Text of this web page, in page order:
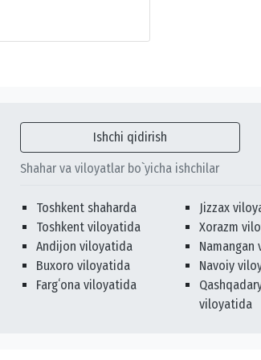
Ishchi qidirish
Shahar va viloyatlar bo`yicha ishchilar
Toshkent shaharda
Toshkent viloyatida
Andijon viloyatida
Buxoro viloyatida
Fargʻona viloyatida
Jizzax
Xorazm
Navoiy
viloyatida